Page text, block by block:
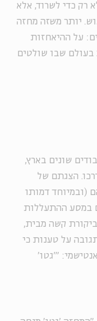
רק כדי לשרוד, אלא
יותר משזה מחזה
על ההיאחזות
בעולם שבו שולטים
שונים בארץ,
הצגתם של
(ובמיוחד דמותו
במסע ההתעללות
קשה מבית,
על טענות כי
"'גטו'